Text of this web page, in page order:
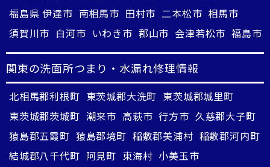
福島県 伊達市 南相馬市 田村市 二本松市 相馬市
須賀川市 白河市 いわき市 郡山市 会津若松市 福島市
関東の洗面所つまり・水漏れ修理情報
北相馬郡利根町 東茨城郡大洗町 東茨城郡城里町
東茨城郡茨城町 潮来市 高萩市 行方市 久慈郡大子町
猿島郡五霞町 猿島郡境町 稲敷郡美浦村 稲敷郡河内町
結城郡八千代町 阿見町 東海村 小美玉市